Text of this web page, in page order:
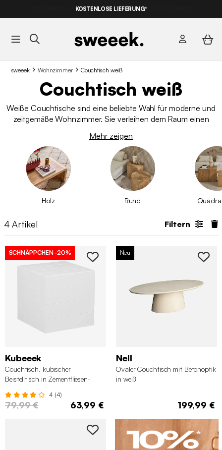
KOSTENLOSE LIEFERUNG*
sweeek Wohnzimmer Couchtisch weiß
Couchtisch weiß
Weiße Couchtische sind eine beliebte Wahl für moderne und
zeitgemäße Wohnzimmer. Sie verleihen dem Raum einen
sweeek-Auswahl
Mehr zeigen
Holz Rund
4 Artikel Filtern
SCHNÄPPCHEN -20%
Kubeeek
Couchtisch, kubischer
Beistelltisch in Zementfliesen-
4 (4)
79,99 € 63,99 €
Neu
Nell
Ovaler Couchtisch mit Betonoptik
in weiß
199,99 €